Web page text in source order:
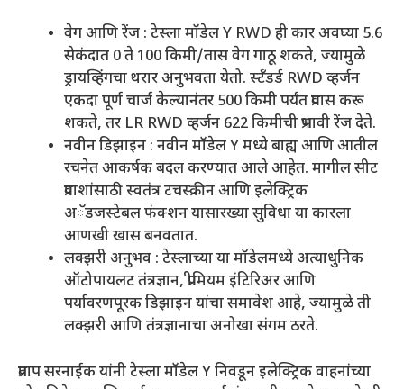
वेग आणि रेंज : टेस्ला मॉडेल Y RWD ही कार अवघ्या 5.6
सेकंदात 0 ते 100 किमी/तास वेग गाठू शकते, ज्यामुळे
ड्रायव्हिंगचा थरार अनुभवता येतो. स्टँडर्ड RWD व्हर्जन
एकदा पूर्ण चार्ज केल्यानंतर 500 किमी पर्यंत प्रवास करू
शकते, तर LR RWD व्हर्जन 622 किमीची प्रभावी रेंज देते.
नवीन डिझाइन : नवीन मॉडेल Y मध्ये बाह्य आणि आतील
रचनेत आकर्षक बदल करण्यात आले आहेत. मागील सीट
प्रवाशांसाठी स्वतंत्र टचस्क्रीन आणि इलेक्ट्रिक
अॅडजस्टेबल फंक्शन यासारख्या सुविधा या कारला
आणखी खास बनवतात.
लक्झरी अनुभव : टेस्लाच्या या मॉडेलमध्ये अत्याधुनिक
ऑटोपायलट तंत्रज्ञान, प्रीमियम इंटिरिअर आणि
पर्यावरणपूरक डिझाइन यांचा समावेश आहे, ज्यामुळे ती
लक्झरी आणि तंत्रज्ञानाचा अनोखा संगम ठरते.
प्रताप सरनाईक यांनी टेस्ला मॉडेल Y निवडून इलेक्ट्रिक वाहनांच्या